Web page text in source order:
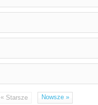
« Starsze Nowsze»